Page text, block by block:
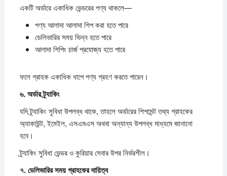
একটি অর্ডারে একাধিক ভেন্ডরের পণ্য থাকলে—
পণ্য আলাদা আলাদা শিপ করা হতে পারে
ডেলিভারির সময় ভিন্ন হতে পারে
আলাদা শিপিং চার্জ প্রযোজ্য হতে পারে
ফলে গ্রাহক একাধিক ধাপে পণ্য গ্রহণ করতে পারেন।
৬.অর্ডারট্র্যাকিং
যদি ট্র্যাকিং সুবিধা উপলব্ধ থাকে, তাহলে অর্ডারের শিপমেন্ট তথ্য গ্রাহকের
অ্যাকাউন্ট, ইমেইল, এসএমএস অথবা অন্যান্য উপলব্ধ মাধ্যমে জানানো
হবে।
ট্র্যাকিং সুবিধা ভেন্ডর ও কুরিয়ার সেবার উপর নির্ভরশীল।
৭.ডেলিভারিরসময়গ্রাহকেরদায়িত্ব